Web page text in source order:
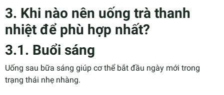
3. Khi nào nên uống trà thanh
nhiệt để phù hợp nhất?
3.1. Buổi sáng
Uống sau bữa sáng giúp cơ thể bắt đầu ngày mới trong
trạng thái nhẹ nhàng.